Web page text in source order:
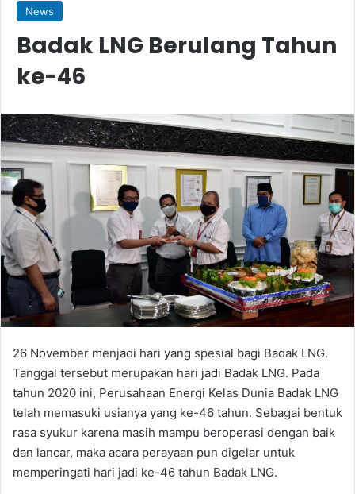
News
Badak LNG Berulang Tahun
ke-46
26 November menjadi hari yang spesial bagi Badak LNG.
Tanggal tersebut merupakan hari jadi Badak LNG. Pada
tahun 2020 ini, Perusahaan Energi Kelas Dunia Badak LNG
telah memasuki usianya yang ke-46 tahun. Sebagai bentuk
rasa syukur karena masih mampu beroperasi dengan baik
dan lancar, maka acara perayaan pun digelar untuk
memperingati hari jadi ke-46 tahun Badak LNG.